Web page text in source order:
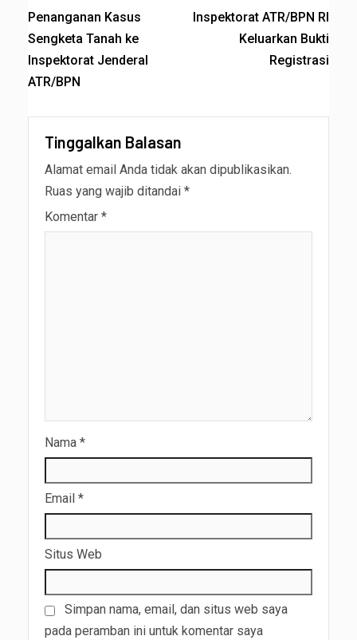
Penanganan Kasus
Sengketa Tanah ke
Inspektorat Jenderal
ATR/BPN
Inspektorat ATR/BPN RI
Keluarkan Bukti
Registrasi
Tinggalkan Balasan
Alamat email Anda tidak akan dipublikasikan.
Ruas yang wajib ditandai *
Komentar *
Nama *
Email *
Situs Web
Simpan nama, email, dan situs web saya
pada peramban ini untuk komentar saya